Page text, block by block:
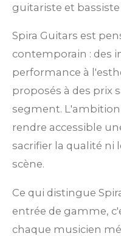
guitariste et
Spira Guitars est
contemporain : des
performance à
proposés à des prix
segment. L'ambition
rendre accessible
sacrifier la qualité ni
scène.
Ce qui distingue
entrée de gamme,
chaque musicien